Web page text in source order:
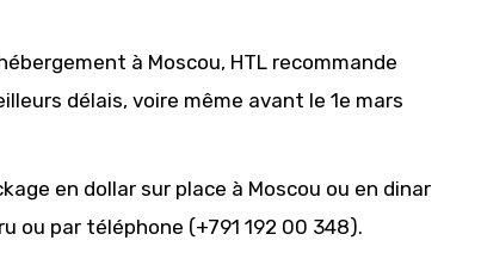
à Moscou, HTL recommande
délais, voire même avant le 1e mars
en dollar sur place à Moscou ou en dinar
ou par téléphone (+791 192 00 348).